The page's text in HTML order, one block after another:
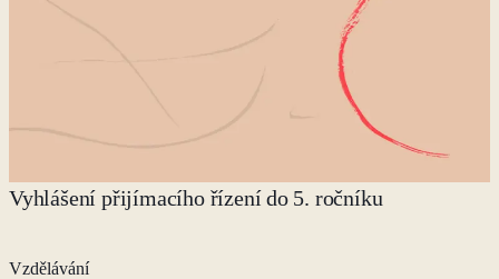
Vyhlášení přijímacího řízení do 5. ročníku
Vzdělávání